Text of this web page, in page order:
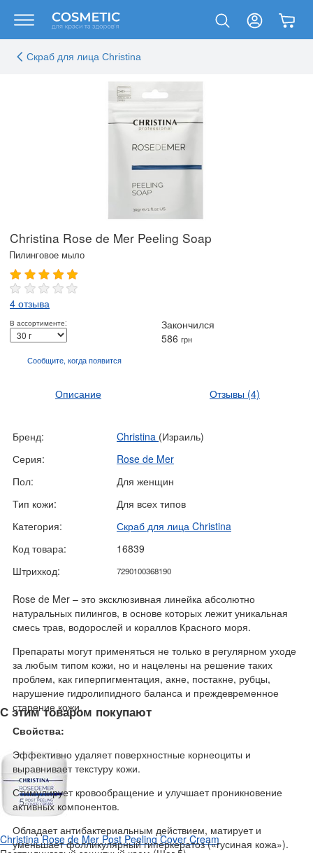
Скраб для лица Christina
Christina Rose de Mer Peeling Soap
Пилинговое мыло
4 отзыва
В ассортименте:
Закончился
586 грн
Сообщите, когдапоявится
Описание Отзывы (4)
Бренд: Christina (Израиль)
Серия:
Rose de Mer
Пол:
Для женщин
Тип кожи:
Для всех типов
Категория:
Скраб для лица Christina
Код товара:
16839
Штрихкод:
7290100368190
Rose de Mer – это эксклюзивная линейка абсолютно
натуральных пилингов, в основе которых лежит уникальная
смесь трав, водорослей и кораллов Красного моря.
Препараты могут применяться не только в регулярном уходе
за любым типом кожи, но и нацелены на решение таких
проблем, как гиперпигментация, акне, постакне, рубцы,
нарушение гидролипидного баланса и преждевременное
старение кожи.
Свойства:
Эффективно удаляет поверхностные корнеоциты и
выравнивает текстуру кожи.
Стимулирует кровообращение и улучшает проникновение
активных компонентов.
Обладает антибактериальным действием, матирует и
уменьшает фолликулярный гиперкератоз («гусиная кожа»).
С этим товаром покупают
Christina Rose de Mer Post Peeling Cover Cream